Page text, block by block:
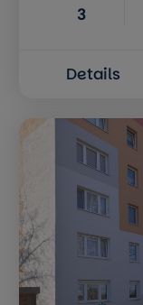
3
Details